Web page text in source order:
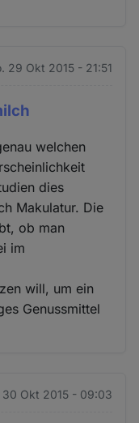
29 Okt 2015 - 21:51
welchen
dies
Makulatur. Die
ob man
im
will, um ein
Genussmittel
30 Okt 2015 - 09:03